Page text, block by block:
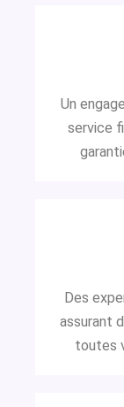
Un
service
Des
assurant
toutes